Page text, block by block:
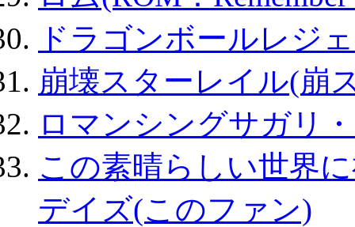
ドラゴンボールレジ
崩壊スターレイル(崩
ロマンシングサガリ
この素晴らしい世界
デイズ(このファン)